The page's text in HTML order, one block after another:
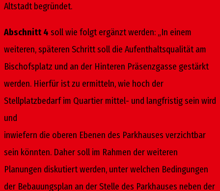
Altstadt begründet.
Abschnitt 4 soll wie folgt ergänzt werden: „In einem
weiteren, späteren Schritt soll die Aufenthaltsqualität am
Bischofsplatz und an der Hinteren Präsenzgasse gestärkt
werden. Hierfür ist zu ermitteln, wie hoch der
Stellplatzbedarf im Quartier mittel- und langfristig sein wird
und
inwiefern die oberen Ebenen des Parkhauses verzichtbar
sein könnten. Daher soll im Rahmen der weiteren
Planungen diskutiert werden, unter welchen Bedingungen
der Bebauungsplan an der Stelle des Parkhauses neben der